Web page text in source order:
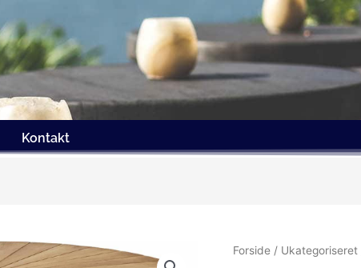
Kontakt
Forside / Ukategoriseret